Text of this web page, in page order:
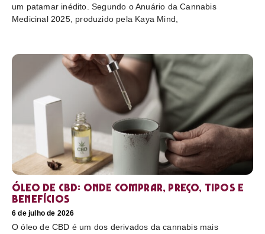
um patamar inédito. Segundo o Anuário da Cannabis
Medicinal 2025, produzido pela Kaya Mind,
Óleo de CBD: Onde comprar, preço, tipos e
benefícios
6 de julho de 2026
O óleo de CBD é um dos derivados da cannabis mais